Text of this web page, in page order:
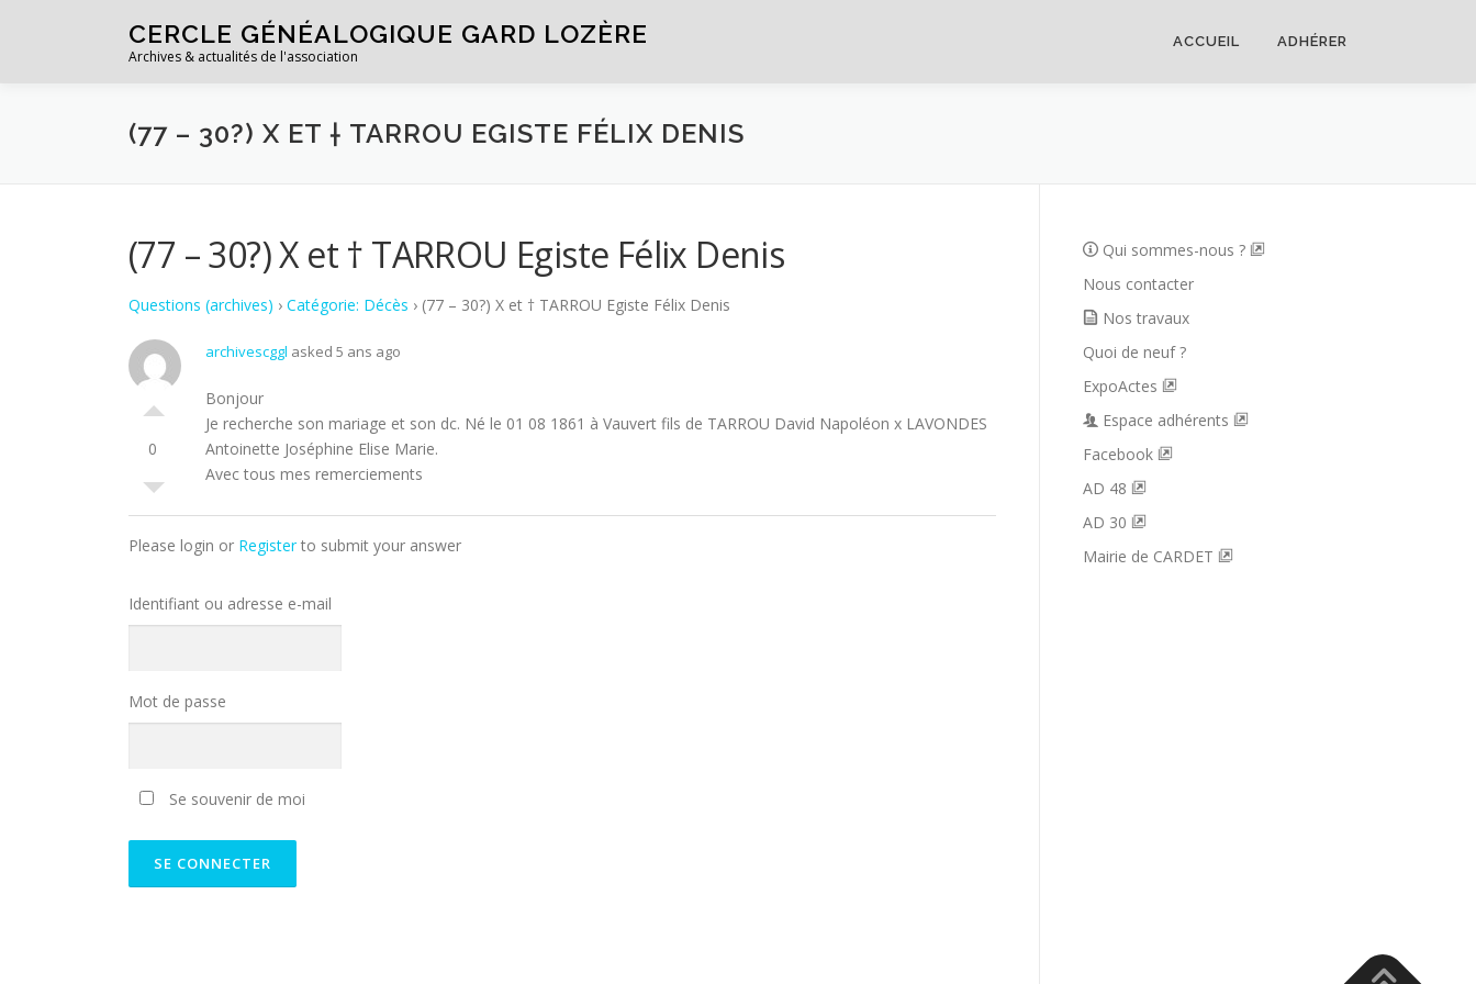
CERCLE GÉNÉALOGIQUE GARD LOZÈRE
Archives & actualités de l'association
ACCUEIL ADHÉRER
(77 – 30?) X ET † TARROU EGISTE FÉLIX DENIS
(77 – 30?) X et † TARROU Egiste Félix Denis
Questions (archives) › Catégorie: Décès › (77 – 30?) X et † TARROU Egiste Félix Denis
0
archivescggl asked 5 ans ago
Bonjour
Je recherche son mariage et son dc. Né le 01 08 1861 à Vauvert fils de TARROU David Napoléon x LAVONDES
Antoinette Joséphine Elise Marie.
Avec tous mes remerciements
Please login or Registerto submit your answer
Identifiant ou adresse e-mail
Mot de passe
Se souvenir de moi
Qui sommes-nous ?
Nous contacter
Nos travaux
Quoi de neuf ?
ExpoActes
Espace adhérents
Facebook
AD 48
AD 30
Mairie de CARDET